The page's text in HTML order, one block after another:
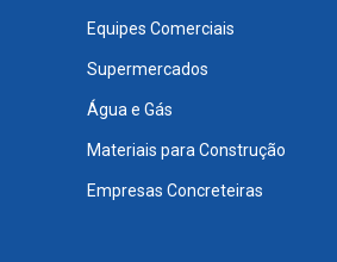
Equipes Comerciais
Supermercados
Água e Gás
Materiais para Construção
Empresas Concreteiras